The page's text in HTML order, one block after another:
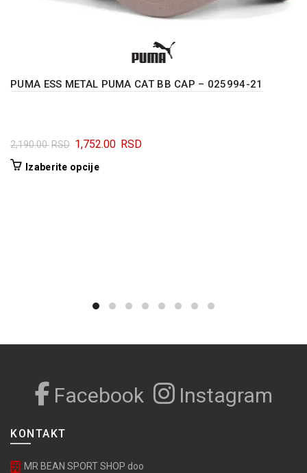
PUMA ESS METAL PUMA CAT BB CAP – 025994-21
2,190.00RSD Originalna
cena
1,752.00 RSD
Izaberite opcijeOvaj
na
Facebook Instagram
KONTAKT
MR BEAN SPORT SHOP doo